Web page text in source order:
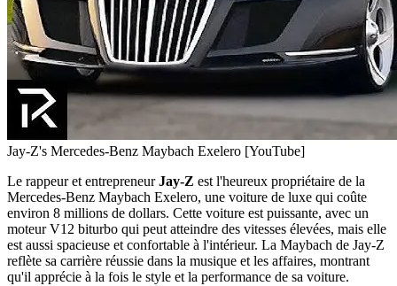
Jay-Z's Mercedes-Benz Maybach Exelero [YouTube]
Le rappeur et entrepreneurJay-Z est l'heureux propriétaire de la
Mercedes-Benz Maybach Exelero, une voiture de luxe qui coûte
environ 8 millions de dollars. Cette voiture est puissante, avec un
moteur V12 biturbo qui peut atteindre des vitesses élevées, mais elle
est aussi spacieuse et confortable à l'intérieur. La Maybach de Jay-Z
reflète sa carrière réussie dans la musique et les affaires, montrant
qu'il apprécie à la fois le style et la performance de sa voiture.